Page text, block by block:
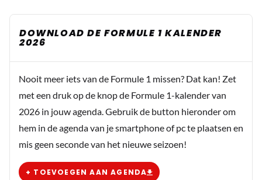
DOWNLOAD DE FORMULE 1 KALENDER
2026
Nooit meer iets van de Formule 1 missen? Dat kan! Zet
met een druk op de knop de Formule 1-kalender van
2026 in jouw agenda. Gebruik de button hieronder om
hem in de agenda van je smartphone of pc te plaatsen en
mis geen seconde van het nieuwe seizoen!
+ TOEVOEGEN AAN AGENDA